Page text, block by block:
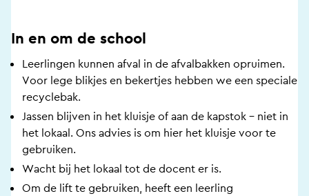
In en om de school
Leerlingen kunnen afval in de afvalbakken opruimen.
Voor lege blikjes en bekertjes hebben we een speciale
recyclebak.
Jassen blijven in het kluisje of aan de kapstok – niet in
het lokaal. Ons advies is om hier het kluisje voor te
gebruiken.
Wacht bij het lokaal tot de docent er is.
Om de lift te gebruiken, heeft een leerling